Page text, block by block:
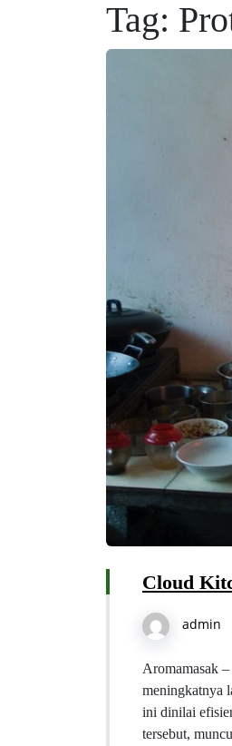
Tag:
Cloud
admin
Aromamasak
meningkatnya
ini dinilai
tersebut,